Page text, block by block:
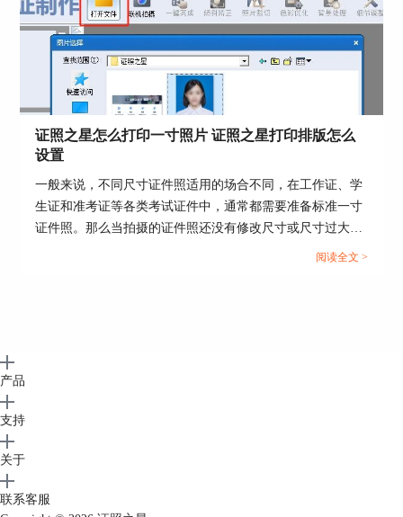
证照之星怎么打印一寸照片 证照之星打印排版怎么
设置
一般来说，不同尺寸证件照适用的场合不同，在工作证、学
生证和准考证等各类考试证件中，通常都需要准备标准一寸
证件照。那么当拍摄的证件照还没有修改尺寸或尺寸过大
时，可以使用证照之星来修改成一寸照片并进行排版打印。
阅读全文 >
产品
支持
关于
联系客服